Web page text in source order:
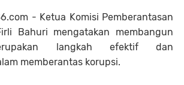
- Ketua Komisi Pemberantasan
Bahuri mengatakan membangun
langkah efektif dan
memberantas korupsi.